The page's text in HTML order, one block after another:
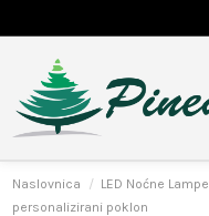
Naslovnica LED Noćne Lampe
personalizirani poklon